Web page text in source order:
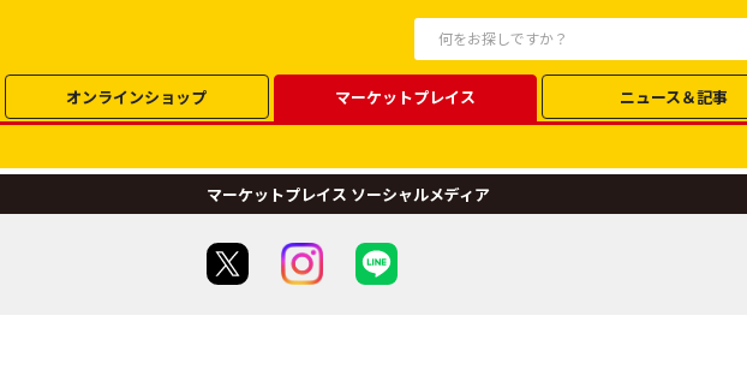
オンラインショップ マーケットプレイス ニュース＆記事
マーケットプレイス ソーシャルメディア